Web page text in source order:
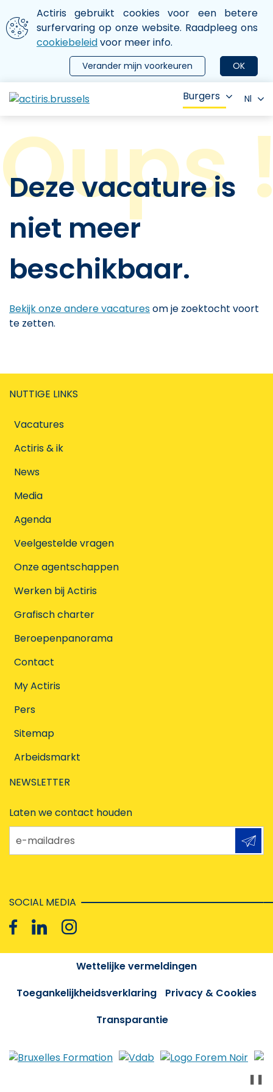
Aller au contenu principal
We gebruiken cookies
Actiris gebruikt cookies voor een betere
surfervaring op onze website. Raadpleeg ons
cookiebeleidvoor meer info.
OK
Verander mijn voorkeuren
le menu
Burgers Nl
Deze vacature is
niet meer
beschikbaar.
Bekijk onze andere vacaturesom je zoektocht voort
te zetten.
NUTTIGE LINKS
Vacatures
Actiris & ik
News
Media
Agenda
Veelgestelde vragen
Onze agentschappen
Werken bij Actiris
Grafisch charter
Beroepenpanorama
Contact
My Actiris
Pers
Sitemap
Arbeidsmarkt
NEWSLETTER
Laten we contact houden
e-mailadres
SOCIAL MEDIA
Wettelijke vermeldingen
Toegankelijkheidsverklaring
Privacy & Cookies
Transparantie
❚❚